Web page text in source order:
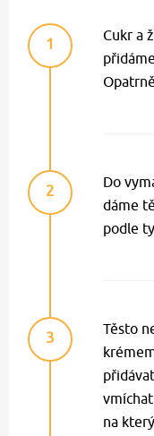
1
Cukr a
2
Do
dáme
podle
3
Těsto
na